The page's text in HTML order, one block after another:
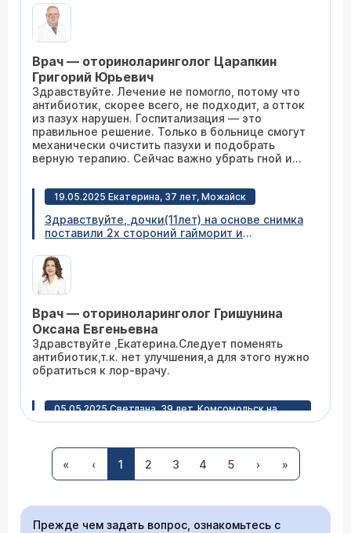
название процедуры), 5 дней Полидекса,
третий день трамицент, такое ощущение, что
врач назначала все подряд. Сделали
заключение: двусторонний гайморит
двусторонний фронтит! Кладут в больницу,
врач сказала, возможно там киста или реально
так гайморит за неделю разошёлся. Вопрос:
как такое может быть? Почему лечение не
только не помогло, но и ухудшило ситуацию?
Врач — оториноларинголог Царапкин
Григорий Юрьевич
Здравствуйте. Лечение не помогло, потому что
антибиотик, скорее всего, не подходит, а отток
из пазух нарушен. Госпитализация — это
правильное решение. Только в больнице смогут
механически очистить пазухи и подобрать
верную терапию. Сейчас важно убрать гной и
19.05.2025 Екатерина, 37 лет, Можайск
Здравствуйте, дочки(11лет) на основе снимка
поставили 2х стороний гайморит и
супрокс, полидексу, промывание долфином и
синупрет, а так же зодак. Дело в том ,что у
нее после 3 дней лечения , появились
опускании головы , до этого таких симптомов
не наблюдали ((( Подскажите пожалуйста, что
это может быть? И что дальше делать?
Врач — оториноларинголог Гришунина
Оксана Евгеньевна
Здравствуйте ,Екатерина.Следует поменять
антибиотик,т.к. нет улучшения,а для этого нужно
обратиться к лор-врачу.
05.05.2025 Светлана, 39 лет, Комсомольск на
Амуре
ом, что делать, волнуюсь сильно
« ‹ 1 2 3 4 5 › »
Прежде чем задать вопрос, ознакомьтесь с